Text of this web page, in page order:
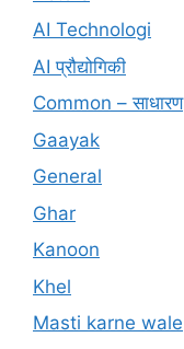
AI Technologi
AI प्रौद्योगिकी
Common – साधारण
Gaayak
General
Ghar
Kanoon
Khel
Masti karne wale